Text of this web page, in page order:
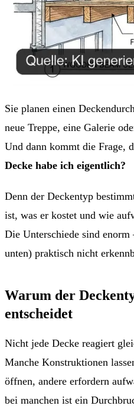
Sie planen einen
neue Treppe, eine Galerie
Und dann kommt die Frage,
Decke habe ich eigentlich?
Denn der Deckentyp
ist, was er kostet und wie
Die Unterschiede sind
unten) praktisch nicht
Warum der
entscheidet
Nicht jede Decke reagiert
Manche Konstruktionen
öffnen, andere erfordern
bei manchen ist ein